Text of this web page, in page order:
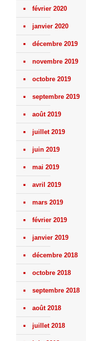
février 2020
janvier 2020
décembre 2019
novembre 2019
octobre 2019
septembre 2019
août 2019
juillet 2019
juin 2019
mai 2019
avril 2019
mars 2019
février 2019
janvier 2019
décembre 2018
octobre 2018
septembre 2018
août 2018
juillet 2018